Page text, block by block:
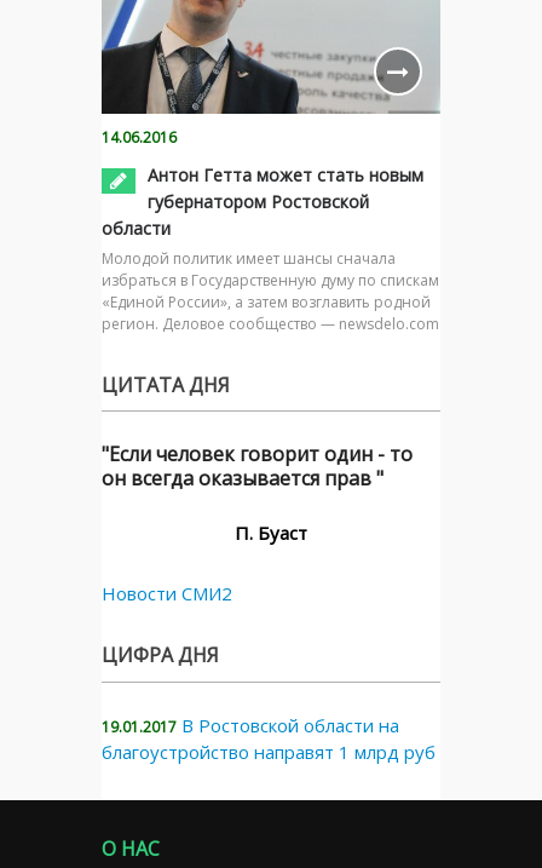
14.06.2016
Антон Гетта может стать новым
губернатором Ростовской
области
Молодой политик имеет шансы сначала
избраться в Государственную думу по спискам
«Единой России», а затем возглавить родной
регион. Деловое сообщество — newsdelo.com
ЦИТАТА ДНЯ
"Если человек говорит один - то
он всегда оказывается прав "
П. Буаст
Новости СМИ2
ЦИФРА ДНЯ
19.01.2017 В Ростовской области на
благоустройство направят 1 млрд руб
О НАС